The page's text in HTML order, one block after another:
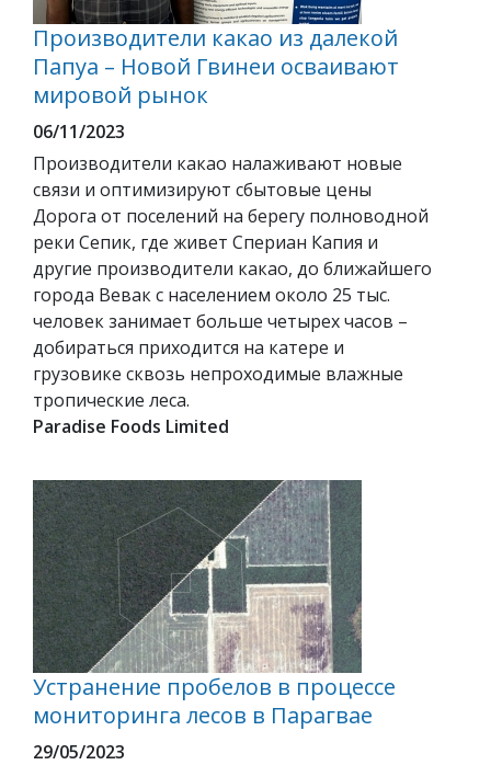
Производители какао из далекой
Папуа – Новой Гвинеи осваивают
мировой рынок
06/11/2023
Производители какао налаживают новые
связи и оптимизируют сбытовые цены
Дорога от поселений на берегу полноводной
реки Сепик, где живет Спериан Капия и
другие производители какао, до ближайшего
города Вевак с населением около 25 тыс.
человек занимает больше четырех часов –
добираться приходится на катере и
грузовике сквозь непроходимые влажные
тропические леса.
Paradise Foods Limited
Устранение пробелов в процессе
мониторинга лесов в Парагвае
29/05/2023